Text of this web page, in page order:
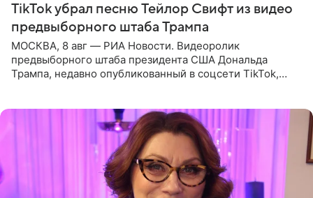
TikTok убрал песню Тейлор Свифт из видео
предвыборного штаба Трампа
МОСКВА, 8 авг — РИА Новости. Видеоролик
предвыборного штаба президента США Дональда
Трампа, недавно опубликованный в соцсети TikTok,